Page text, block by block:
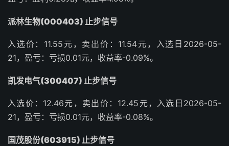
派林生物(000403) 止步信号
入选价：11.55元，卖出价：11.54元，入选日2026-05-
21，盈亏：亏损0.01元，收益率-0.09%。
凯发电气(300407) 止步信号
入选价：12.46元，卖出价：12.45元，入选日2026-05-
21，盈亏：亏损0.01元，收益率-0.08%。
国茂股份(603915) 止步信号